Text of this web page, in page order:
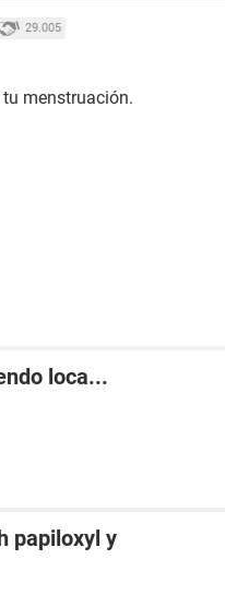
29.005
menstruación.
loca...
papiloxyl y